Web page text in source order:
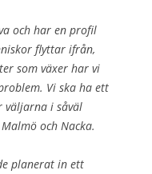
och har en profil
flyttar ifrån,
som växer har vi
Vi ska ha ett
väljarna i såväl
och Nacka.
planerat in ett